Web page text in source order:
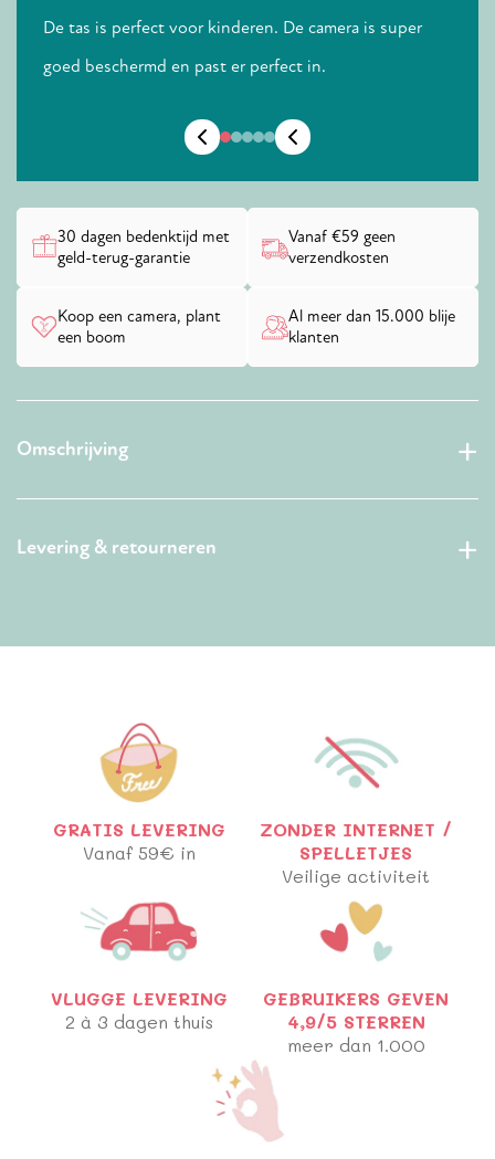
De tas is perfect voor kinderen. De camera is super
goed beschermd en past er perfect in.
30 dagen bedenktijd met
geld-terug-garantie
Vanaf €59 geen
verzendkosten
Koop een camera, plant
een boom
Al meer dan 15.000 blije
klanten
Omschrijving
Levering & retourneren
GRATIS LEVERING
Vanaf 59€ in
ZONDER INTERNET /
SPELLETJES
Veilige activiteit
VLUGGE LEVERING
2 à 3 dagen thuis
GEBRUIKERS GEVEN
4,9/5 STERREN
meer dan 1.000